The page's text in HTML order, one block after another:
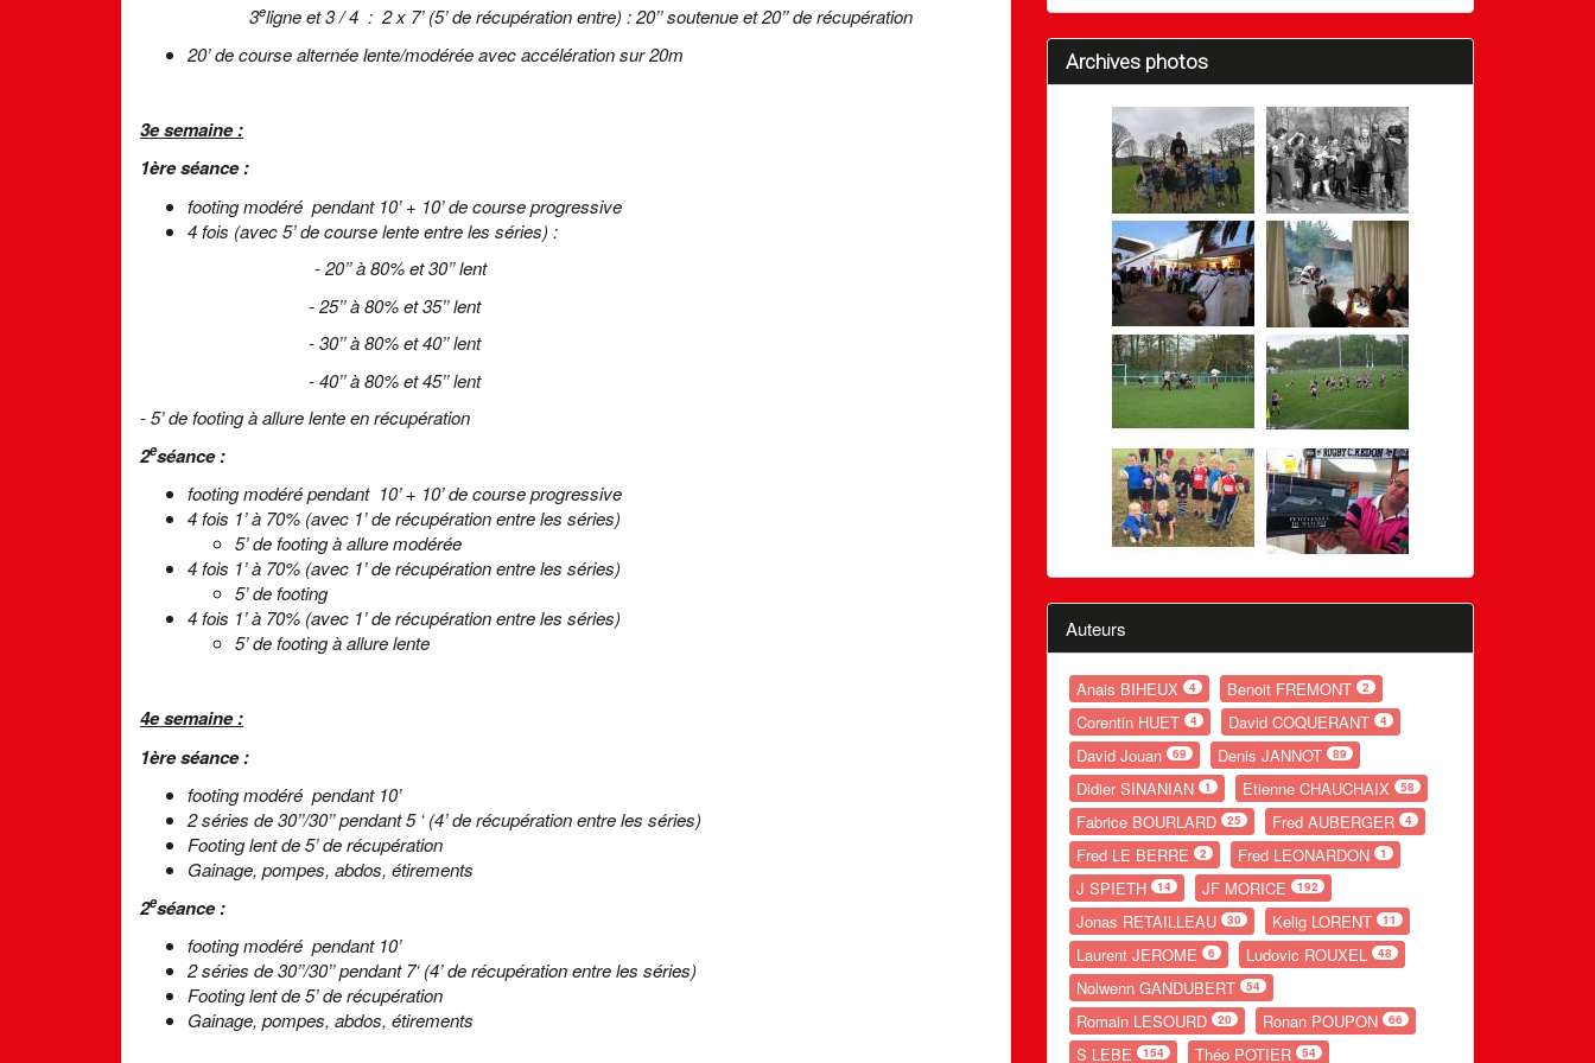
3eligne et 3 / 4 : 2 x 7’ (5’ de récupération entre) : 20’’ soutenue et 20’’ de récupération
20’ de course alternée lente/modérée avec accélération sur 20m
3e semaine :
1ère séance :
footing modéré pendant 10’ + 10’ de course progressive
4 fois (avec 5’ de course lente entre les séries) :
- 20’’ à 80% et 30’’ lent
- 25’’ à 80% et 35’’ lent
- 30’’ à 80% et 40’’ lent
- 40’’ à 80% et 45’’ lent
- 5’ de footing à allure lente en récupération
2eséance :
footing modéré pendant 10’ + 10’ de course progressive
4 fois 1’ à 70% (avec 1’ de récupération entre les séries)
5’ de footing à allure modérée
4 fois 1’ à 70% (avec 1’ de récupération entre les séries)
5’ de footing
4 fois 1’ à 70% (avec 1’ de récupération entre les séries)
5’ de footing à allure lente
4e semaine :
1ère séance :
footing modéré pendant 10’
2 séries de 30’’/30’’ pendant 5 ‘ (4’ de récupération entre les séries)
Footing lent de 5’ de récupération
Gainage, pompes, abdos, étirements
2eséance :
footing modéré pendant 10’
2 séries de 30’’/30’’ pendant 7‘ (4’ de récupération entre les séries)
Footing lent de 5’ de récupération
Gainage, pompes, abdos, étirements
Archives photos
Auteurs
Anais BIHEUX 4 Benoit FREMONT 2
Corentin HUET 4 David COQUERANT 4
David Jouan 69 Denis JANNOT 89
Didier SINANIAN 1 Etienne CHAUCHAIX 58
Fabrice BOURLARD 25 Fred AUBERGER 4
Fred LE BERRE 2 Fred LEONARDON 1
J SPIETH 14 JF MORICE 192
Jonas RETAILLEAU 30 Kelig LORENT 11
Laurent JEROME 6 Ludovic ROUXEL 48
Nolwenn GANDUBERT 54
Romain LESOURD 20 Ronan POUPON 66
S LEBE 154 Théo POTIER 54